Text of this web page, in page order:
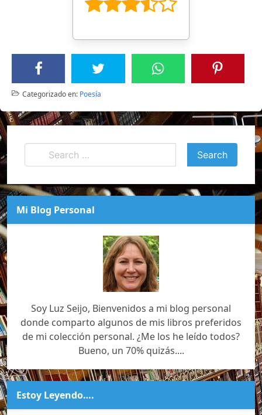
Categorizado en: Poesía
Mi Blog Personal
Soy Luz Seijo, Bienvenidos a mi blog personal
donde comparto algunos de mis libros preferidos
de mi colección personal. ¿Me los he leído todos?
Bueno, un 70% quizás....
Estoy Leyendo….